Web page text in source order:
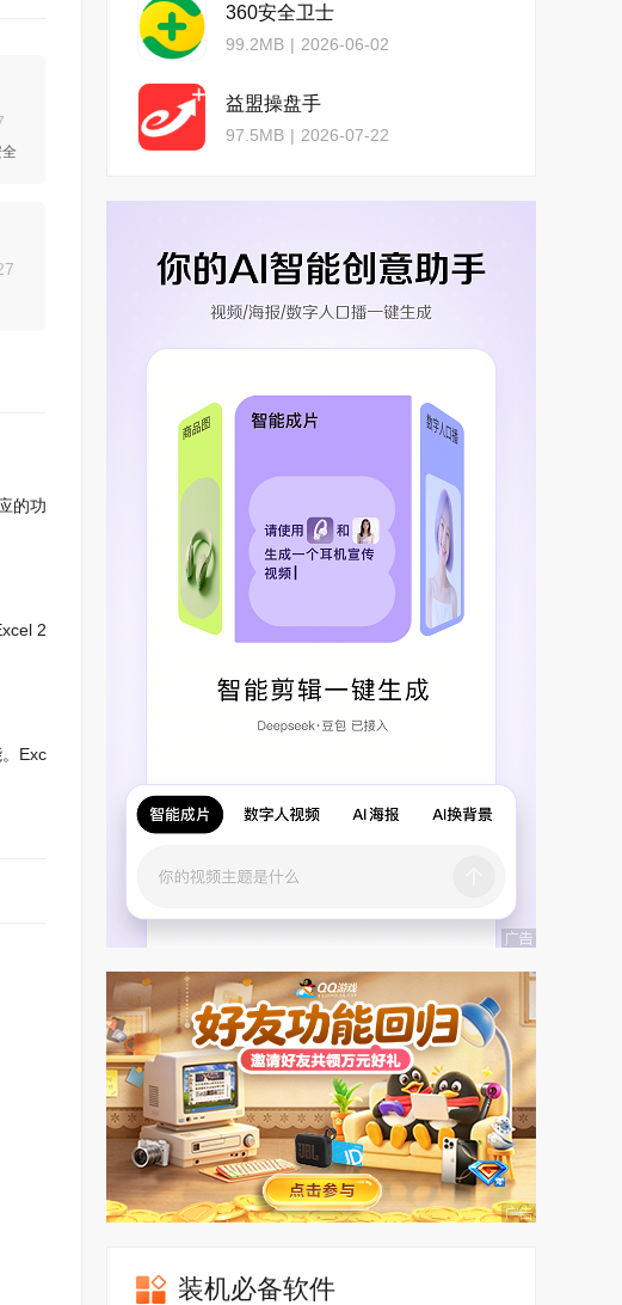
的功
2
Exc
360安全卫士
99.2MB | 2026-06-02
益盟操盘手
97.5MB | 2026-07-22
装机必备软件